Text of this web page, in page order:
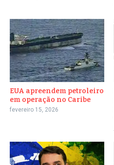
EUA apreendem petroleiro
em operação no Caribe
fevereiro 15, 2026